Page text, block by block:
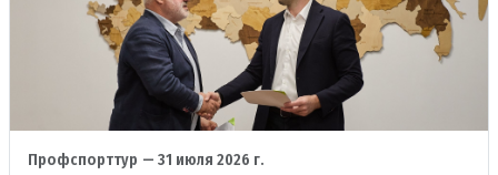
Профспорттур — 31 июля 2026 г.